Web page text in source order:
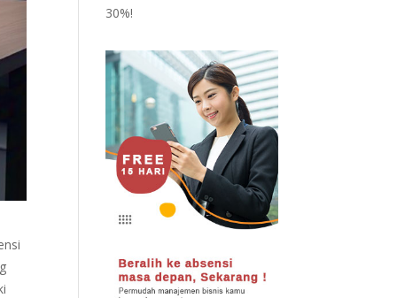
30%!